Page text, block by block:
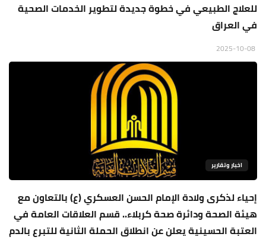
للعلاج الطبيعي في خطوة جديدة لتطوير الخدمات الصحية
في العراق
اخبار وتقارير
إحياء لذكرى ولادة الإمام الحسن العسكري (ع) بالتعاون مع
هيئة الصحة ودائرة صحة كربلاء.. قسم العلاقات العامة في
العتبة الحسينية يعلن عن انطلاق الحملة الثانية للتبرع بالدم